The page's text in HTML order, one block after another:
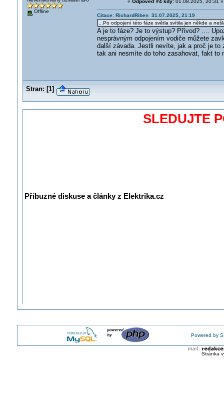
Offline
« Odpověď #4 kdy:01.08.2025, 20:31 »
Citace: RichardRiben 31.07.2025, 21:19
...Po odpojení této fáze světla svítila jen někde a
A je to fáze? Je to výstup? Přívod? ....
nesprávným odpojením vodiče můžete
další závada. Jestli nevíte, jak a proč je to
tak ani nesmíte do toho zasahovat, fakt to
Stran: [1]
SLEDUJTE
Příbuzné diskuse a články z Elektrika.cz
Powered by
Stránka